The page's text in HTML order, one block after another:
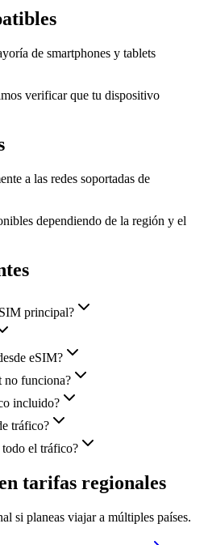
de smartphones y tablets
verificar que tu dispositivo
a las redes soportadas de
dependiendo de la región y el
principal?
eSIM?
no funciona?
incluido?
tráfico?
todo el tráfico?
tarifas regionales
si planeas viajar a múltiples países.